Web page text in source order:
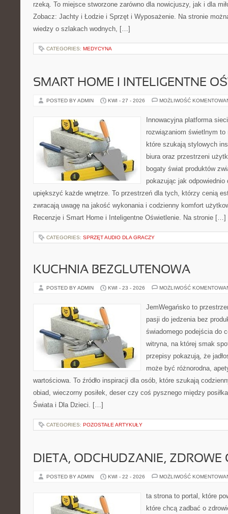
rzeką. To miejsce stworzone zarówno dla nowicjuszy, jak i dla
Zobacz: Jachty i Łodzie i Sprzęt i Wyposażenie. Na stronie
wiedzy o szlakach wodnych, […]
CATEGORIES: MEDYCYNA
SMART HOME I INTELIGENTNE
POSTED BY ADMIN KWI - 27 - 2026 MOŻLIWOŚĆ
Innowacyjna platforma
rozwiązaniom świetlnym
które szukają stylowych
biura oraz przestrzeni
bogaty świat produktów
pokazując jak odpowiednio
upiększyć każde wnętrze. To przestrzeń dla tych, którzy cenią
zwracają uwagę na jakość wykonania i codzienny komfort
Recenzje i Smart Home i Inteligentne Oświetlenie. Na stronie […]
CATEGORIES: SPRZĘT AUDIO DLA GRACZY
KUCHNIA BEZGLUTENOWA
POSTED BY ADMIN KWI - 23 - 2026 MOŻLIWOŚĆ
JemWegańsko to
pasji do jedzenia bez
świadomego podejścia do
witryna, na której smak
przepisy pokazują, że
może być różnorodna,
wartościowa. To źródło inspiracji dla osób, które szukają
obiad, wieczorny posiłek, deser czy coś pysznego między
Świata i Dla Dzieci. […]
CATEGORIES: POZOSTAŁE ARTYKUŁY
DIETA, ODCHUDZANIE, ZDROWE
POSTED BY ADMIN KWI - 22 - 2026 MOŻLIWOŚĆ
ta strona to portal, które
które chcą zadbać o